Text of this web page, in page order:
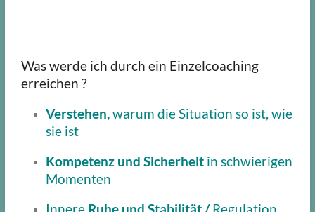
Was werde ich durch ein Einzelcoaching
erreichen ?
Verstehen,warum die Situation so ist, wie
sie ist
Kompetenz und Sicherheitin schwierigen
Momenten
Innere Ruhe und Stabilität /Regulation